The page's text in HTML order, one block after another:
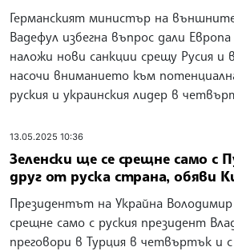
Германският министър на
Вадефул избегна въпрос дали
наложи нови санкции срещу Русия
насочи вниманието към
руския и украинския лидер в
13.05.2025 10:36
Зеленски ще се срещне само с
друг от руска страна, обяви
Президентът на Украйна Володимир
срещне само с руския президент
преговори в Турция в четвъртък и